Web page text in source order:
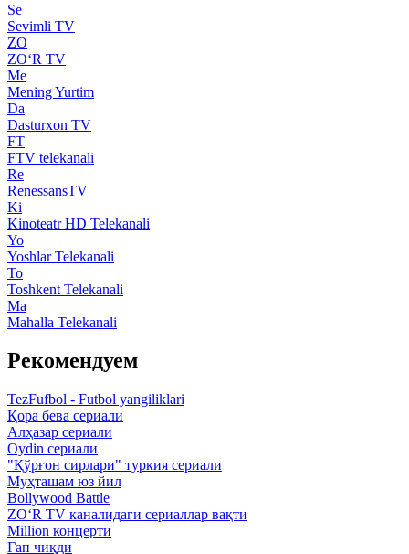
Se
Sevimli TV
ZO
ZO‘R TV
Me
Mening Yurtim
Da
Dasturxon TV
FT
FTV telekanali
Re
RenessansTV
Ki
Kinoteatr HD Telekanali
Yo
Yoshlar Telekanali
To
Toshkent Telekanali
Ma
Mahalla Telekanali
Рекомендуем
TezFufbol - Futbol yangiliklari
Қора бева сериали
Алҳазар сериали
Oydin сериали
"Қўрғон сирлари" туркия сериали
Муҳташам юз йил
Bollywood Battle
ZO‘R TV каналидаги сериаллар вақти
Million концерти
Гап чиқди